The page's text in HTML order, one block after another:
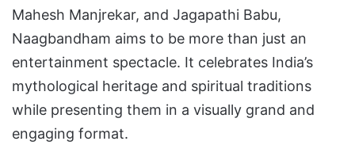
Mahesh Manjrekar, and Jagapathi Babu,
Naagbandham aims to be more than just an
entertainment spectacle. It celebrates India’s
mythological heritage and spiritual traditions
while presenting them in a visually grand and
engaging format.